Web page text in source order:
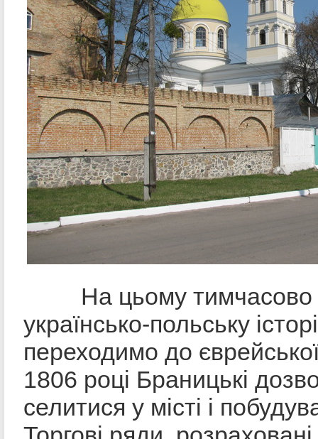
На цьому тимчасово
українсько-польську
переходимо до
1806 році Браницькі
селитися у місті і